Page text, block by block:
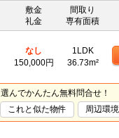
敷金
礼金
間取り
専有面積
なし
150,000円
1LDK
36.73m²
んでかんたん無料問合せ！
これと似た物件 周辺環境